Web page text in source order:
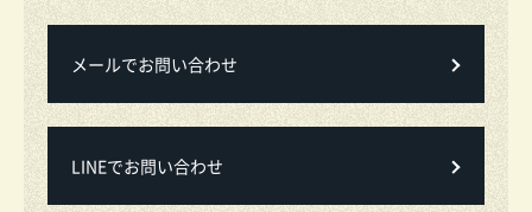
メールでお問い合わせ
LINEでお問い合わせ